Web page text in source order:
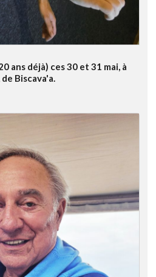
ans déjà) ces 30 et 31 mai, à
Biscava'a.